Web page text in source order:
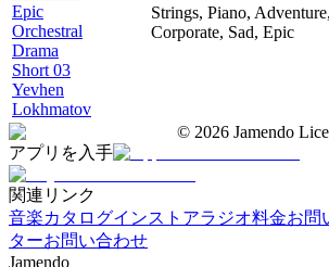
Epic
Orchestral
Drama
Short 03
Yevhen
Lokhmatov
Strings, Piano, Adventure,
Corporate, Sad, Epic
© 2026 Jamendo
アプリを入手
関連リンク
音楽カタログインストアラジオ料金お問
ターお問い合わせ
Jamendo